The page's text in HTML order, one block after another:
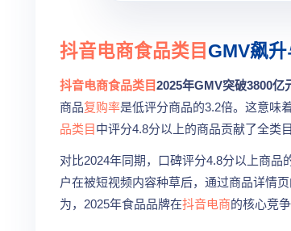
抖音电商食品类目 GMV飙
抖音电商食品类目2025年GMV突破3800亿
商品复购率是低评分商品的3.2倍。这意味
品类目 中评分4.8分以上的商品贡献了全类
对比2024年同期，口碑评分4.8分以上商品
户在被短视频内容种草后，通过商品详情
为，2025年食品品牌在抖音电商的核心竞